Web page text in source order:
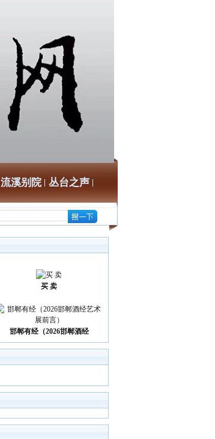
流溪别院 丛台之声
买 卖
邯郸有经（2026邯郸酒经